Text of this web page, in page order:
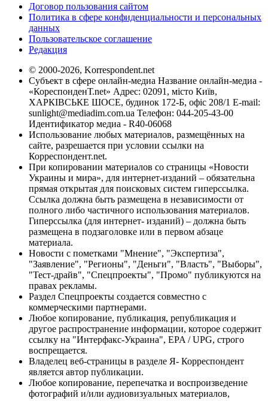
Договор пользования сайтом
Политика в сфере конфиденциальности и персональных
данных
Пользовательское соглашение
Редакция
© 2000-2026, Korrespondent.net
Субъект в сфере онлайн-медиа Название онлайн-медиа -
«КореспонденТ.net» Адрес: 02091, місто Київ,
ХАРКІВСЬКЕ ШОСЕ, будинок 172-Б, офіс 208/1 E-mail:
sunlight@mediadim.com.ua Телефон: 044-205-43-00
Идентификатор медиа - R40-06068
Использование любых материалов, размещённых на
сайте, разрешается при условии ссылки на
Корреспондент.net.
При копировании материалов со страницы «Новости
Украины и мира», для интернет-изданий – обязательна
прямая открытая для поисковых систем гиперссылка.
Ссылка должна быть размещена в независимости от
полного либо частичного использования материалов.
Гиперссылка (для интернет- изданий) – должна быть
размещена в подзаголовке или в первом абзаце
материала.
Новости с пометками "Мнение", "Экспертиза",
"Заявление", "Регионы", "Деньги", "Власть", "Выборы",
"Тест-драйв", "Спецпроекты", "Промо" публикуются на
правах рекламы.
Раздел Спецпроекты создается совместно с
коммерческими партнерами.
Любое копирование, публикация, републикация и
другое распространение информации, которое содержит
ссылку на "Интерфакс-Украина", EPA / UPG, строго
воспрещается.
Владелец веб-страницы в разделе Я- Корреспондент
является автор публикации.
Любое копирование, перепечатка и воспроизведение
фотографий и/или аудиовизуальных материалов,